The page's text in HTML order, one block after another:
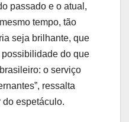
passado e o atual,
tempo, tão
seja brilhante, que
do que
o serviço
ressalta
espetáculo.